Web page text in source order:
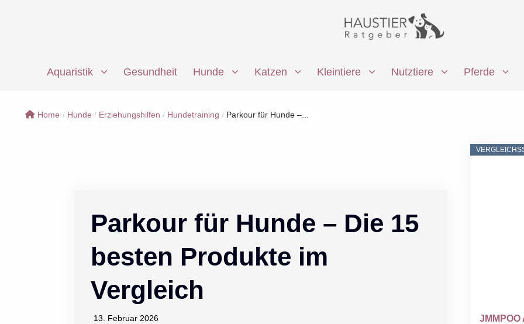
Aquaristik Gesundheit Hunde Katzen Kleintiere Nutztiere Pferde
Home / Hunde / Erziehungshilfen / Hundetraining / Parkour für Hunde –...
Parkour für Hunde – Die 15
besten Produkte im
Vergleich
13. Februar 2026